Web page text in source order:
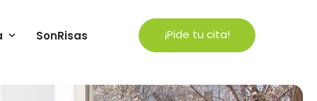
SonRisas ¡Pide tu cita!